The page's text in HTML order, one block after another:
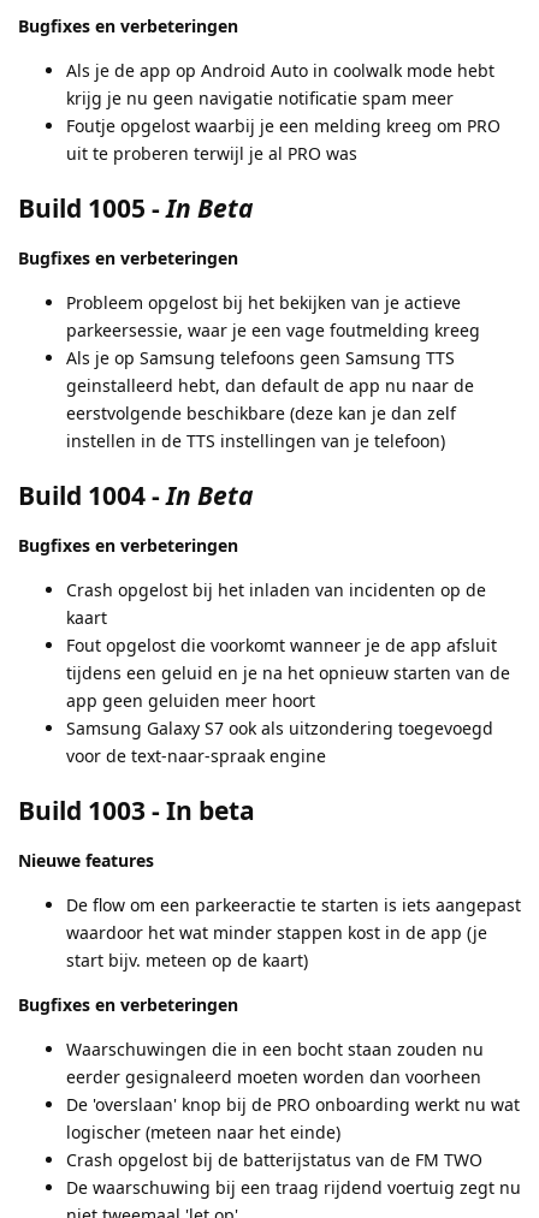
Bugfixes en verbeteringen
Als je de app op Android Auto in coolwalk mode hebt
krijg je nu geen navigatie notificatie spam meer
Foutje opgelost waarbij je een melding kreeg om PRO
uit te proberen terwijl je al PRO was
Build 1005 -In Beta
Bugfixes en verbeteringen
Probleem opgelost bij het bekijken van je actieve
parkeersessie, waar je een vage foutmelding kreeg
Als je op Samsung telefoons geen Samsung TTS
geinstalleerd hebt, dan default de app nu naar de
eerstvolgende beschikbare (deze kan je dan zelf
instellen in de TTS instellingen van je telefoon)
Build 1004-In Beta
Bugfixes en verbeteringen
Crash opgelost bij het inladen van incidenten op de
kaart
Fout opgelost die voorkomt wanneer je de app afsluit
tijdens een geluid en je na het opnieuw starten van de
app geen geluiden meer hoort
Samsung Galaxy S7 ook als uitzondering toegevoegd
voor de text-naar-spraak engine
Build 1003- In beta
Nieuwe features
De flow om een parkeeractie te starten is iets aangepast
waardoor het wat minder stappen kost in de app (je
start bijv. meteen op de kaart)
Bugfixes en verbeteringen
Waarschuwingen die in een bocht staan zouden nu
eerder gesignaleerd moeten worden dan voorheen
De 'overslaan' knop bij de PRO onboarding werkt nu wat
logischer (meteen naar het einde)
Crash opgelost bij de batterijstatus van de FM TWO
De waarschuwing bij een traag rijdend voertuig zegt nu